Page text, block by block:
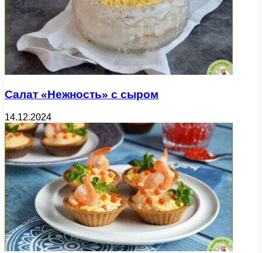
Салат «Нежность» с сыром
14.12.2024